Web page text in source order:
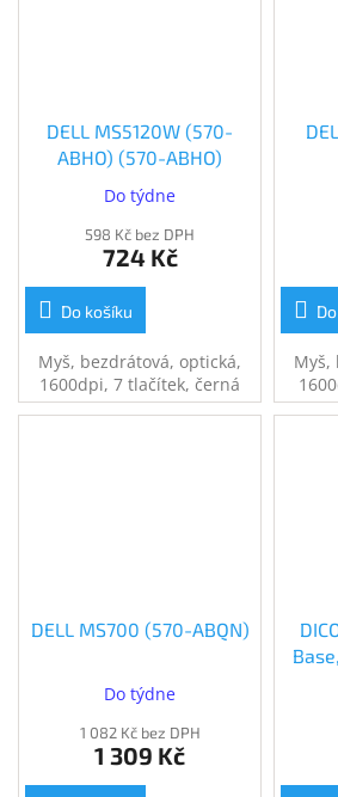
DELL MS5120W (570-
ABHO) (570-ABHO)
Do týdne
598 Kč bez DPH
724 Kč
Do košíku
Myš, bezdrátová, optická,
1600dpi, 7 tlačítek, černá
Myš,
DELL MS700 (570-ABQN)
Do týdne
1 082 Kč bez DPH
1 309 Kč